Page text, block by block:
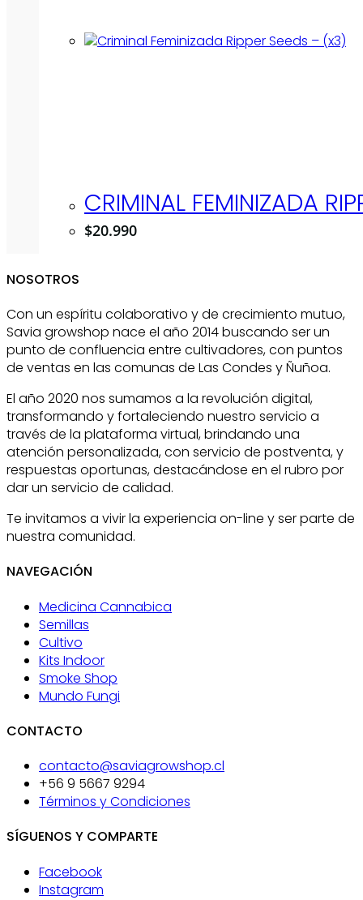
CRIMINAL FEMINIZADA
$20.990
NOSOTROS
Con un espíritu colaborativo y de crecimiento mutuo,
Savia growshop nace el año 2014 buscando ser un
punto de confluencia entre cultivadores, con puntos
de ventas en las comunas de Las Condes y Ñuñoa.
El año 2020 nos sumamos a la revolución digital,
transformando y fortaleciendo nuestro servicio a
través de la plataforma virtual, brindando una
atención personalizada, con servicio de postventa, y
respuestas oportunas, destacándose en el rubro por
dar un servicio de calidad.
Te invitamos a vivir la experiencia on-line y ser parte de
nuestra comunidad.
NAVEGACIÓN
Medicina Cannabica
Semillas
Cultivo
Kits Indoor
Smoke Shop
Mundo Fungi
CONTACTO
contacto@saviagrowshop.cl
+56 9 5667 9294
Términos y Condiciones
SÍGUENOS Y COMPARTE
Facebook
Instagram